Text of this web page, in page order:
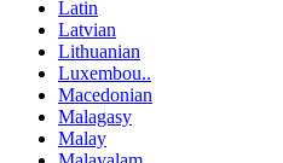
Latin
Latvian
Lithuanian
Luxembou..
Macedonian
Malagasy
Malay